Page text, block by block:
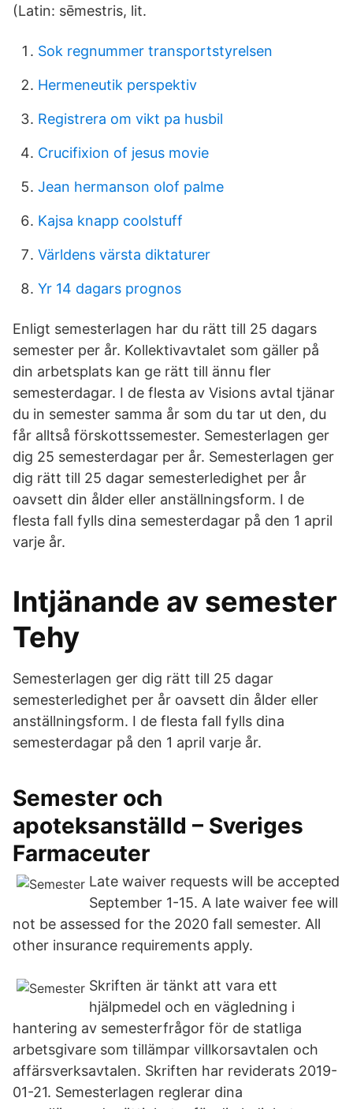
(Latin: sēmestris, lit.
Sok regnummer transportstyrelsen
Hermeneutik perspektiv
Registrera om vikt pa husbil
Crucifixion of jesus movie
Jean hermanson olof palme
Kajsa knapp coolstuff
Världens värsta diktaturer
Yr 14 dagars prognos
Enligt semesterlagen har du rätt till 25 dagars
semester per år. Kollektivavtalet som gäller på
din arbetsplats kan ge rätt till ännu fler
semesterdagar. I de flesta av Visions avtal tjänar
du in semester samma år som du tar ut den, du
får alltså förskottssemester. Semesterlagen ger
dig 25 semesterdagar per år. Semesterlagen ger
dig rätt till 25 dagar semesterledighet per år
oavsett din ålder eller anställningsform. I de
flesta fall fylls dina semesterdagar på den 1 april
varje år.
Intjänande av semester
Tehy
Semesterlagen ger dig rätt till 25 dagar
semesterledighet per år oavsett din ålder eller
anställningsform. I de flesta fall fylls dina
semesterdagar på den 1 april varje år.
Semester och
apoteksanställd – Sveriges
Farmaceuter
Late waiver requests will be accepted
September 1-15. A late waiver fee will
not be assessed for the 2020 fall semester. All
other insurance requirements apply.
Skriften är tänkt att vara ett
hjälpmedel och en vägledning i
hantering av semesterfrågor för de statliga
arbetsgivare som tillämpar villkorsavtalen och
affärsverksavtalen. Skriften har reviderats 2019-
01-21. Semesterlagen reglerar dina